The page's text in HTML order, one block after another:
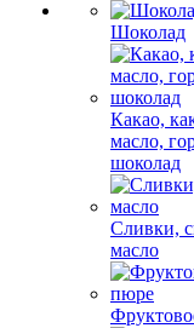
Шоколад
Какао,
масло,
шоколад
Сливки,
масло